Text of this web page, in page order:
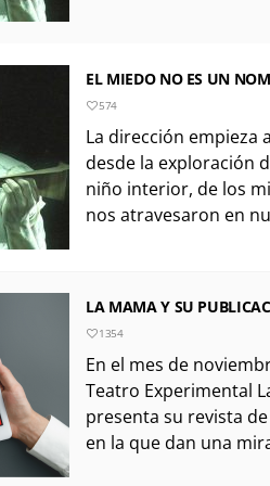
EL MIEDO NO ES UN
574
La dirección empieza
desde la exploración
niño interior, de los
nos atravesaron en
LA MAMA Y SU
1354
En el mes de
Teatro Experimental
presenta su revista
en la que dan una